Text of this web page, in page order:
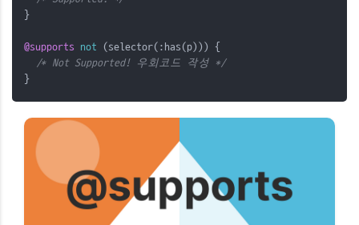
}
@supports not (selector(:has(p))) {
/* Not Supported! 우회코드 작성 */
}